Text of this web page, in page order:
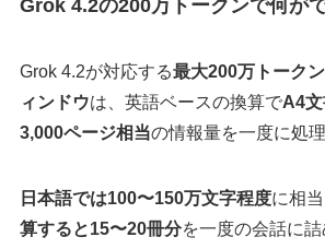
Grok 4.2の200万トークンで何が
Grok 4.2が対応する最大200万トーク
ィンドウは、英語ベースの換算でA4
3,000ページ相当の情報量を一度に処
日本語では100〜150万文字程度に相当
算すると15〜20冊分を一度の会話に詰